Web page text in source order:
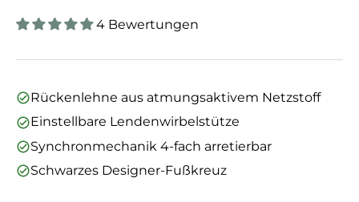
4 Bewertungen
Rückenlehne aus atmungsaktivem Netzstoff
Einstellbare Lendenwirbelstütze
Synchronmechanik 4-fach arretierbar
Schwarzes Designer-Fußkreuz